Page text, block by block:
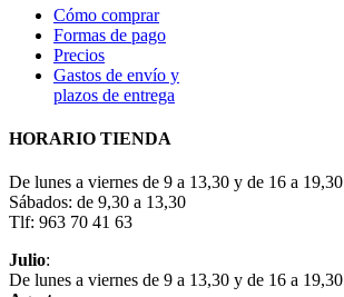
Cómo comprar
Formas de pago
Precios
Gastos de envío y
plazos de entrega
HORARIO TIENDA
De lunes a viernes de 9 a 13,30 y de 16 a 19,30
Sábados: de 9,30 a 13,30
Tlf: 963 70 41 63
Julio:
De lunes a viernes de 9 a 13,30 y de 16 a 19,30